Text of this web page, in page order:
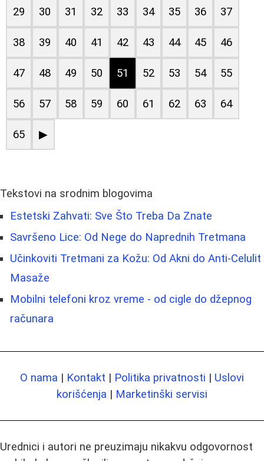
29 30 31 32 33 34 35 36 37
38 39 40 41 42 43 44 45 46
47 48 49 50 51 52 53 54 55
56 57 58 59 60 61 62 63 64
65 ▶
Tekstovi na srodnim blogovima
Estetski Zahvati: Sve Što Treba Da Znate
Savršeno Lice: Od Nege do Naprednih Tretmana
Učinkoviti Tretmani za Kožu: Od Akni do Anti-Celulit
Masaže
Mobilni telefoni kroz vreme - od cigle do džepnog
računara
O nama | Kontakt | Politika privatnosti | Uslovi
korišćenja | Marketinški servisi
Urednici i autori ne preuzimaju nikakvu odgovornost